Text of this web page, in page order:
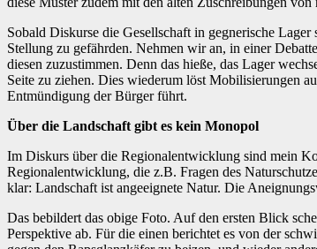
Sobald Diskurse die Gesellschaft in gegnerische
Stellung zu gefährden. Nehmen wir an, in einer
diesen zuzustimmen. Denn das hieße, das Lager
Seite zu ziehen. Dies wiederum löst Mobilisierungen
Entmündigung der Bürger führt.
Über die Landschaft gibt es kein Monopol
Im Diskurs über die Regionalentwicklung sind mein
Regionalentwicklung, die z.B. Fragen des
klar: Landschaft ist angeeignete Natur. Die
Das bebildert das obige Foto. Auf den ersten Blick
Perspektive ab. Für die einen berichtet es von der